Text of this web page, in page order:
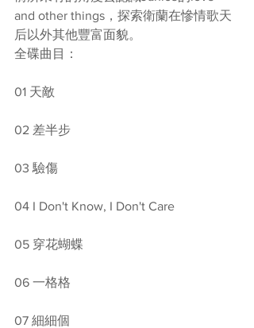
and other things，探索衛蘭在慘情歌天
后以外其他豐富面貌。
全碟曲目：
01 天敵
02 差半步
03 驗傷
04 I Don't Know, I Don't Care
05 穿花蝴蝶
06 一格格
07 細細個